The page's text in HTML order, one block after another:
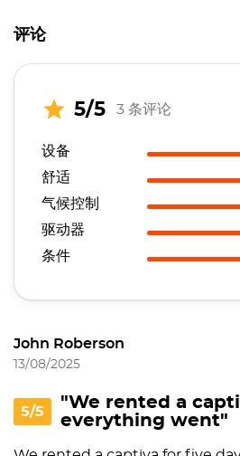
评论
5/5 3 条评论
设备
舒适
气候控制
驱动器
条件
John Roberson
13/08/2025
5/5
"We rented a
everything went"